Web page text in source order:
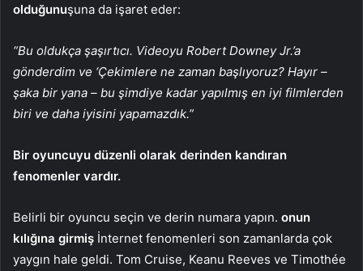
olduğunuşuna da işaret eder:
“Bu oldukça şaşırtıcı. Videoyu Robert Downey Jr.’a
gönderdim ve ‘Çekimlere ne zaman başlıyoruz? Hayır –
şaka bir yana – bu şimdiye kadar yapılmış en iyi filmlerden
biri ve daha iyisini yapamazdık.”
Bir oyuncuyu düzenli olarak derinden kandıran
fenomenler vardır.
Belirli bir oyuncu seçin ve derin numara yapın. onun
kılığına girmiş İnternet fenomenleri son zamanlarda çok
yaygın hale geldi. Tom Cruise, Keanu Reeves ve Timothée